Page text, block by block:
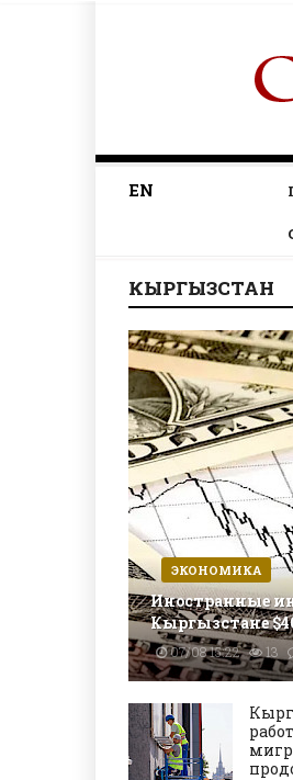
EN
КЫРГЫЗСТАН
ЭКОНОМИКА
Иностранные
Кыргызстане
07/08 15:22 13